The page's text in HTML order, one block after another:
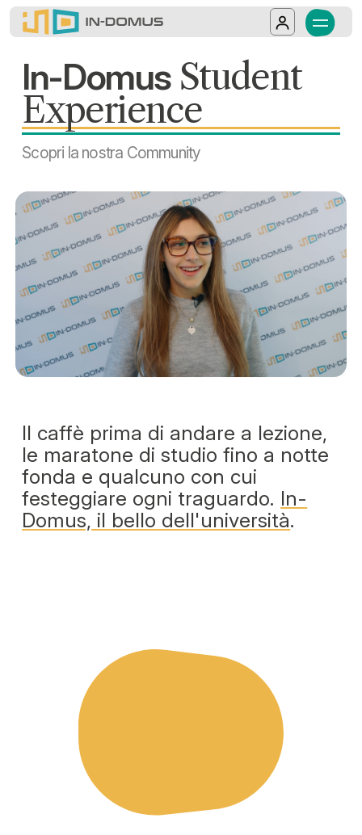
Salta al contenuto principale
In-Domus - In-Domus Experience – Vita
Eventi, relazioni e vita quotidiana nei
Log in
In-Domus Student
Experience
Scopri la nostra Community
Il caffè prima di andare a lezione,
le maratone di studio fino a notte
fonda e qualcuno con cui
festeggiare ogni traguardo. In-
Domus, il bello dell'università.